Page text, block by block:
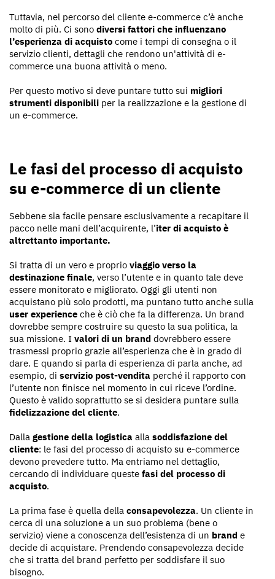
Tuttavia, nel percorso del cliente e-commerce c’è anche
molto di più. Ci sono diversi fattori che influenzano
l’esperienza di acquisto come i tempi di consegna o il
servizio clienti, dettagli che rendono un'attività di e-
commerce una buona attività o meno.
Per questo motivo si deve puntare tutto sui migliori
strumenti disponibili per la realizzazione e la gestione di
un e-commerce.
Le fasi del processo di acquisto
su e-commerce di un cliente
Sebbene sia facile pensare esclusivamente a recapitare il
pacco nelle mani dell’acquirente, l’iter di acquisto è
altrettanto importante.
Si tratta di un vero e proprio viaggio verso la
destinazione finale, verso l’utente e in quanto tale deve
essere monitorato e migliorato. Oggi gli utenti non
acquistano più solo prodotti, ma puntano tutto anche sulla
user experience che è ciò che fa la differenza. Un brand
dovrebbe sempre costruire su questo la sua politica, la
sua missione. I valori di un brand dovrebbero essere
trasmessi proprio grazie all’esperienza che è in grado di
dare. E quando si parla di esperienza di parla anche, ad
esempio, di servizio post-vendita perché il rapporto con
l’utente non finisce nel momento in cui riceve l’ordine.
Questo è valido soprattutto se si desidera puntare sulla
fidelizzazione del cliente.
Dalla gestione della logistica alla soddisfazione del
cliente: le fasi del processo di acquisto su e-commerce
devono prevedere tutto. Ma entriamo nel dettaglio,
cercando di individuare queste fasi del processo di
acquisto.
La prima fase è quella della consapevolezza. Un cliente in
cerca di una soluzione a un suo problema (bene o
servizio) viene a conoscenza dell’esistenza di un brand e
decide di acquistare. Prendendo consapevolezza decide
che si tratta del brand perfetto per soddisfare il suo
bisogno.